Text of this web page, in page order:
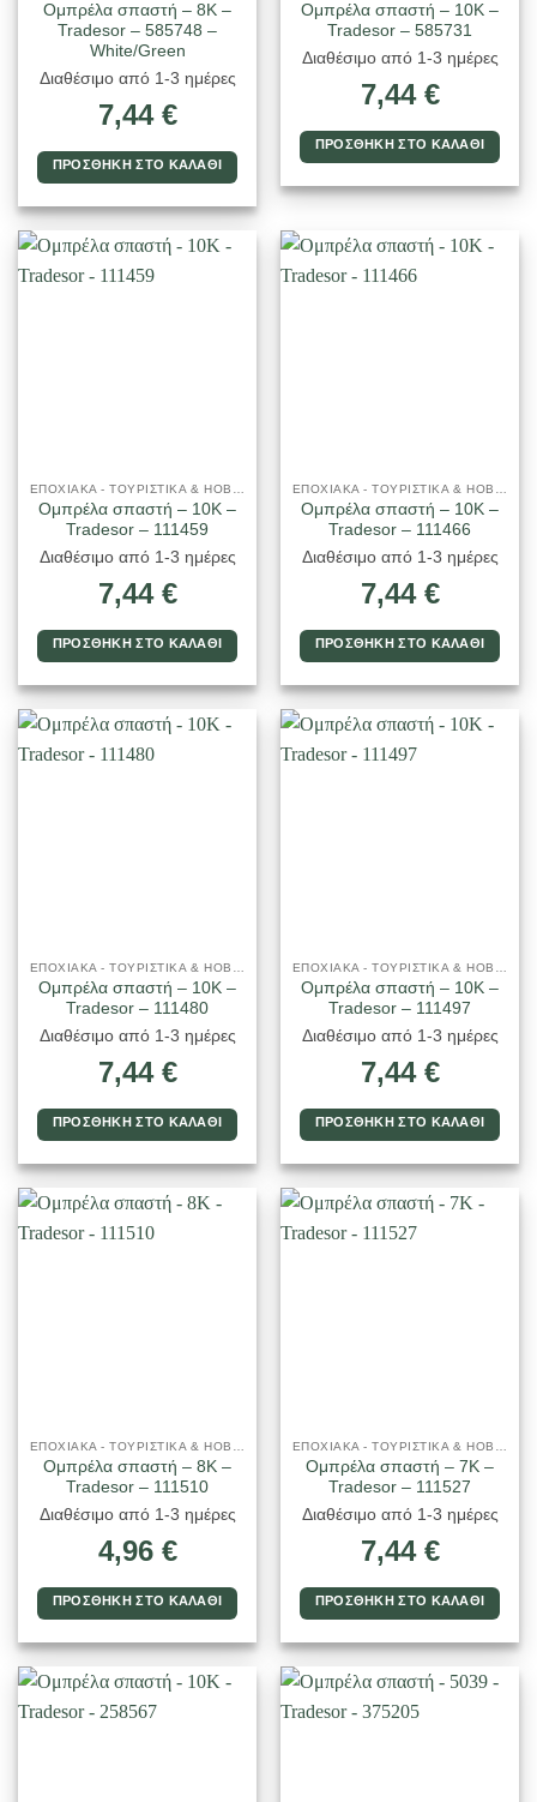
Ομπρέλα σπαστή – 8K –
Tradesor – 585748 –
White/Green
Διαθέσιμο από 1-3 ημέρες
7,44 €
ΠΡΟΣΘΉΚΗ ΣΤΟ ΚΑΛΆΘΙ
Ομπρέλα σπαστή – 10K –
Tradesor – 585731
Διαθέσιμο από 1-3 ημέρες
7,44 €
ΠΡΟΣΘΉΚΗ ΣΤΟ ΚΑΛΆΘΙ
Ομπρέλα σπαστή – 10K –
Tradesor – 111459
Διαθέσιμο από 1-3 ημέρες
7,44 €
ΠΡΟΣΘΉΚΗ ΣΤΟ ΚΑΛΆΘΙ
Ομπρέλα σπαστή – 10K –
Tradesor – 111466
Διαθέσιμο από 1-3 ημέρες
7,44 €
ΠΡΟΣΘΉΚΗ ΣΤΟ ΚΑΛΆΘΙ
Ομπρέλα σπαστή – 10K –
Tradesor – 111480
Διαθέσιμο από 1-3 ημέρες
7,44 €
ΠΡΟΣΘΉΚΗ ΣΤΟ ΚΑΛΆΘΙ
Ομπρέλα σπαστή – 10K –
Tradesor – 111497
Διαθέσιμο από 1-3 ημέρες
7,44 €
ΠΡΟΣΘΉΚΗ ΣΤΟ ΚΑΛΆΘΙ
Ομπρέλα σπαστή – 8K –
Tradesor – 111510
Διαθέσιμο από 1-3 ημέρες
4,96 €
ΠΡΟΣΘΉΚΗ ΣΤΟ ΚΑΛΆΘΙ
Ομπρέλα σπαστή – 7K –
Tradesor – 111527
Διαθέσιμο από 1-3 ημέρες
7,44 €
ΠΡΟΣΘΉΚΗ ΣΤΟ ΚΑΛΆΘΙ